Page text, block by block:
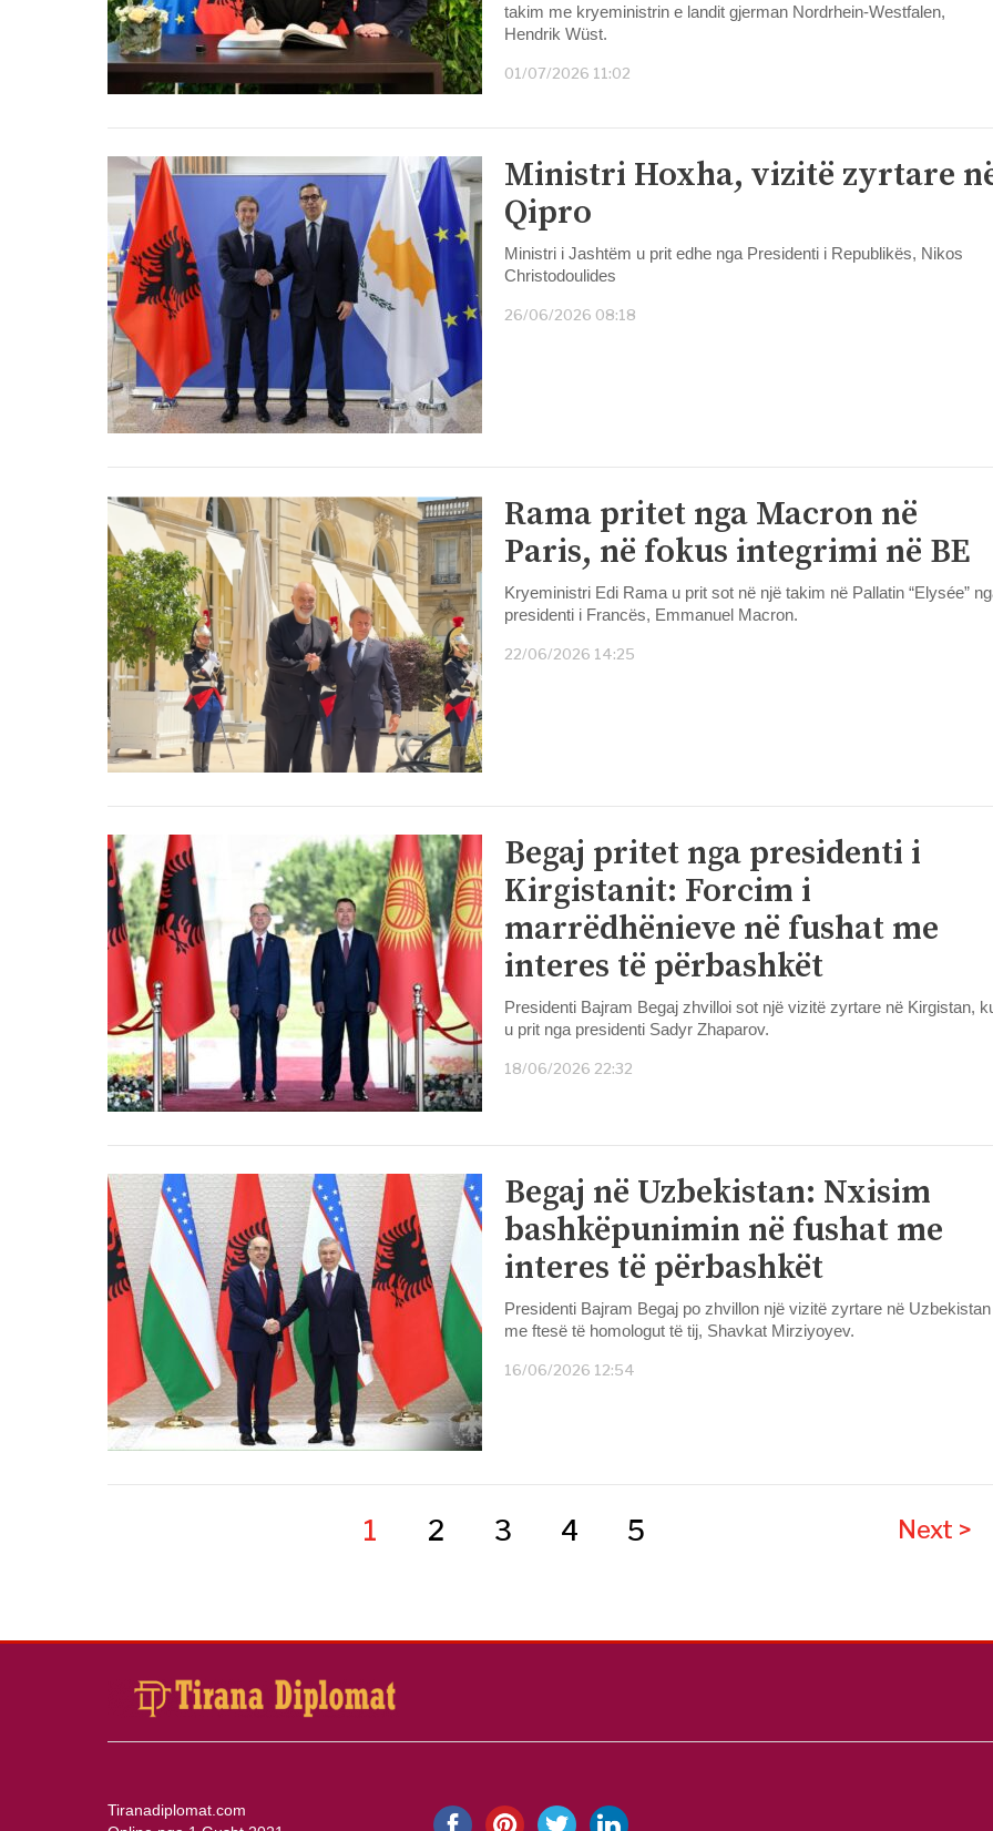
takim me kryeministrin e landit gjerman Nordrhein-Westfalen,
Hendrik Wüst.
01/07/2026 11:02
Ministri Hoxha, vizitë zyrtare
Qipro
Ministri i Jashtëm u prit edhe nga Presidenti i Republikës, Nikos
Christodoulides
26/06/2026 08:18
Rama pritet nga Macron në
Paris, në fokus integrimi në BE
Kryeministri Edi Rama u prit sot në një takim në Pallatin “Elysée”
presidenti i Francës, Emmanuel Macron.
22/06/2026 14:25
Begaj pritet nga presidenti i
Kirgistanit: Forcim i
marrëdhënieve në fushat me
interes të përbashkët
Presidenti Bajram Begaj zhvilloi sot një vizitë zyrtare në Kirgistan,
u prit nga presidenti Sadyr Zhaparov.
18/06/2026 22:32
Begaj në Uzbekistan: Nxisim
bashkëpunimin në fushat me
interes të përbashkët
Presidenti Bajram Begaj po zhvillon një vizitë zyrtare në Uzbekistan
me ftesë të homologut të tij, Shavkat Mirziyoyev.
16/06/2026 12:54
1 2 3 4 5 Next >
Tiranadiplomat.com